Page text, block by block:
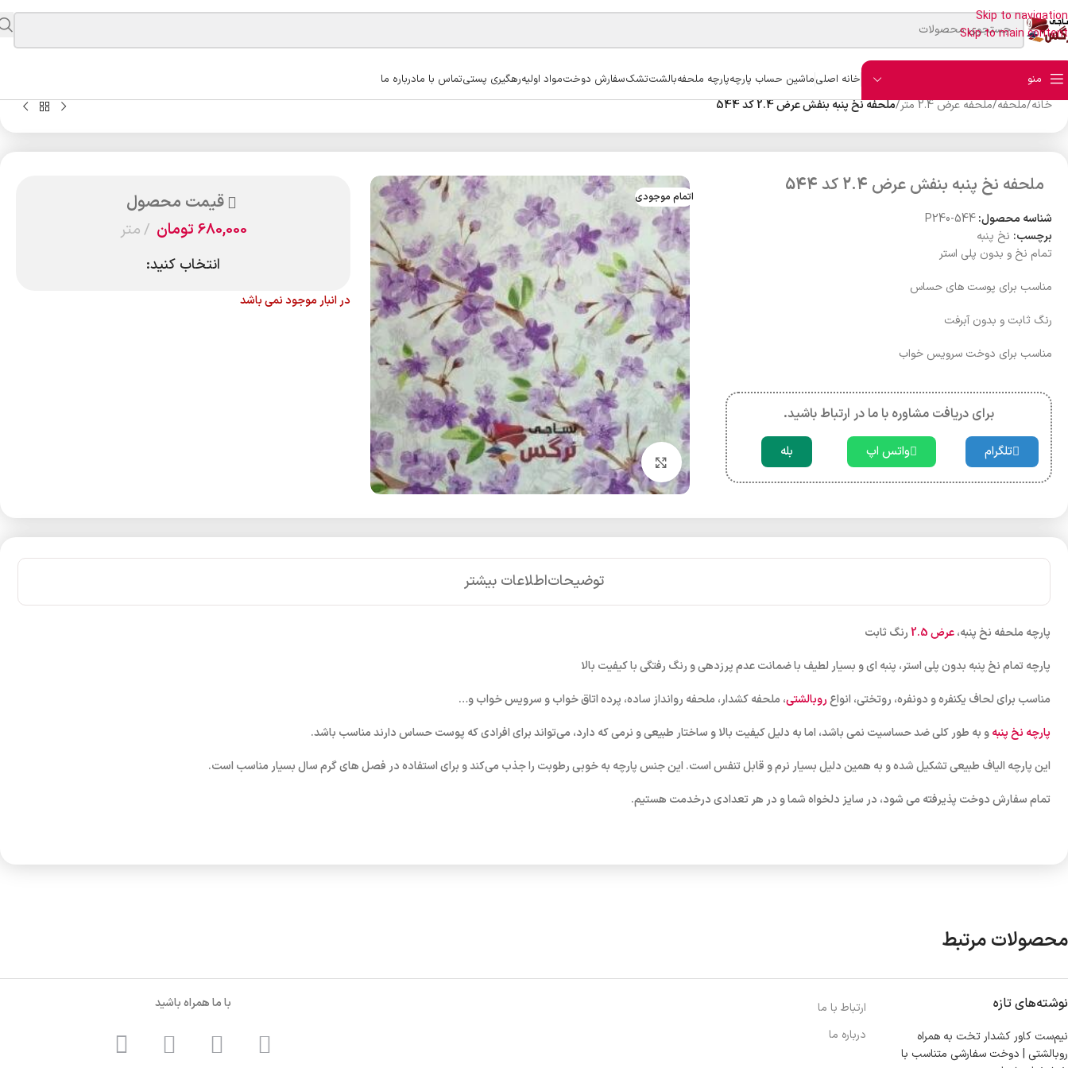
Skip to navigation
Skip to main content
منو خانه اصلیماشین حساب پارچهپارچه ملحفهبالشتتشکسفارش دوختمواد اولیهرهگیری پستیتماس با مادرباره ما
خانه/ملحفه/ملحفه عرض 2.4 متر /ملحفه نخ پنبه بنفش عرض 2.4 کد 544
ملحفه نخ پنبه بنفش عرض 2.4 کد 544
شناسه محصول:P240-544
برچسب: نخ پنبه
تمام نخ و بدون پلی استر
مناسب برای پوست های حساس
رنگ ثابت و بدون آبرفت
مناسب برای دوخت سرویس خواب
برای دریافت مشاوره با ما در ارتباط باشید.
تلگرام واتس اپ بله
اتمام موجودی
بزرگنمایی تصویر
قیمت محصول
680,000تومان متر
انتخاب کنید:
در انبار موجود نمی باشد
توضیحاتاطلاعات بیشتر
پارچه ملحفه نخ پنبه،عرض 2.5
رنگ ثابت
پارچه تمام نخ پنبه بدون پلی استر، پنبه ای و بسیار لطیف با ضمانت عدم پرزدهی و رنگ رفتگی با کیفیت بالا
مناسب برای لحاف یکنفره و دونفره، روتختی، انواعروبالشتی، ملحفه کشدار، ملحفه روانداز ساده، پرده اتاق خواب و سرویس خواب و…
پارچه نخ پنبهو به طور کلی ضد حساسیت نمی باشد، اما به دلیل کیفیت بالا و ساختار طبیعی و نرمی که دارد، می‌تواند برای افرادی که پوست حساس دارند مناسب باشد.
این پارچه الیاف طبیعی تشکیل شده و به همین دلیل بسیار نرم و قابل تنفس است. این جنس پارچه به خوبی رطوبت را جذب می‌کند و برای استفاده در فصل های گرم سال بسیار مناسب است.
تمام سفارش دوخت پذیرفته می شود، در سایز دلخواه شما و در هر تعدادی درخدمت هستیم.
محصولات مرتبط
نوشته‌های تازه
نیم‌ست کاور کشدار تخت به همراه
روبالشتی | دوخت سفارشی متناسب با
ارتباط با ما
درباره ما
با ما همراه باشید